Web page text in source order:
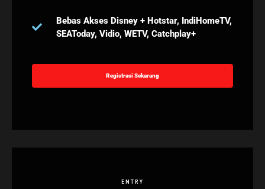
Bebas Akses Disney + Hotstar, IndiHomeTV,
SEAToday, Vidio, WETV, Catchplay+
Registrasi Sekarang
ENTRY